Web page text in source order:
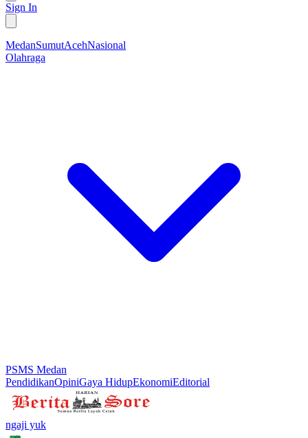
Sign In
MedanSumutAcehNasional
Olahraga
PSMS Medan
PendidikanOpiniGaya HidupEkonomiEditorial
ngaji yuk